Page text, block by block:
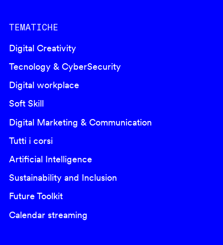
TEMATICHE
Digital Creativity
Tecnology & CyberSecurity
Digital workplace
Soft Skill
Digital Marketing & Communication
Tutti i corsi
Artificial Intelligence
Sustainability and Inclusion
Future Toolkit
Calendar streaming